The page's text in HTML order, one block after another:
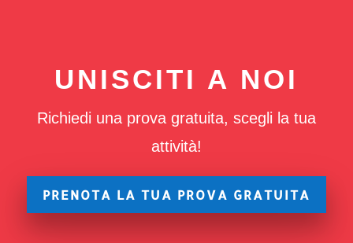
UNISCITI A NOI
Richiedi una prova gratuita, scegli la tua
attività!
PRENOTA LA TUA PROVA GRATUITA